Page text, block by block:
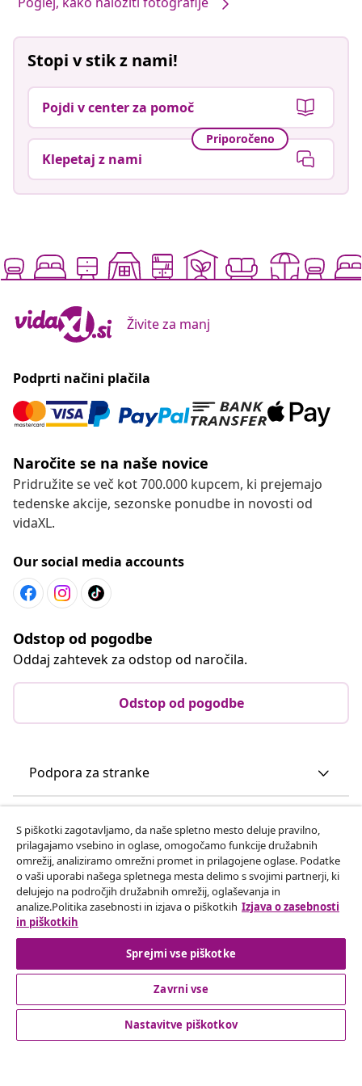
Stopi v stik z nami!
Pojdi v center za pomoč
Priporočeno
Klepetaj z nami
Živite za manj
Podprti načini plačila
Naročite se na naše novice
Pridružite se več kot 700.000 kupcem, ki prejemajo
tedenske akcije, sezonske ponudbe in novosti od
vidaXL.
Our social media accounts
Odstop od pogodbe
Oddaj zahtevek za odstop od naročila.
Odstop od pogodbe
Podpora za stranke
vidaXL
Odkrijte več
© 2008-2026 vidaXL Spletna stran www.vidaxl.si je last vidaXL
S piškotki zagotavljamo, da naše spletno mesto deluje pravilno,
prilagajamo vsebino in oglase, omogočamo funkcije družabnih
omrežij, analiziramo omrežni promet in prilagojene oglase. Podatke
o vaši uporabi našega spletnega mesta delimo s svojimi partnerji, ki
delujejo na področjih družabnih omrežij, oglaševanja in
analize.Politika zasebnosti in izjava o piškotkih Izjava o zasebnosti
in piškotkih
Sprejmi vse piškotke
Zavrni vse
Nastavitve piškotkov